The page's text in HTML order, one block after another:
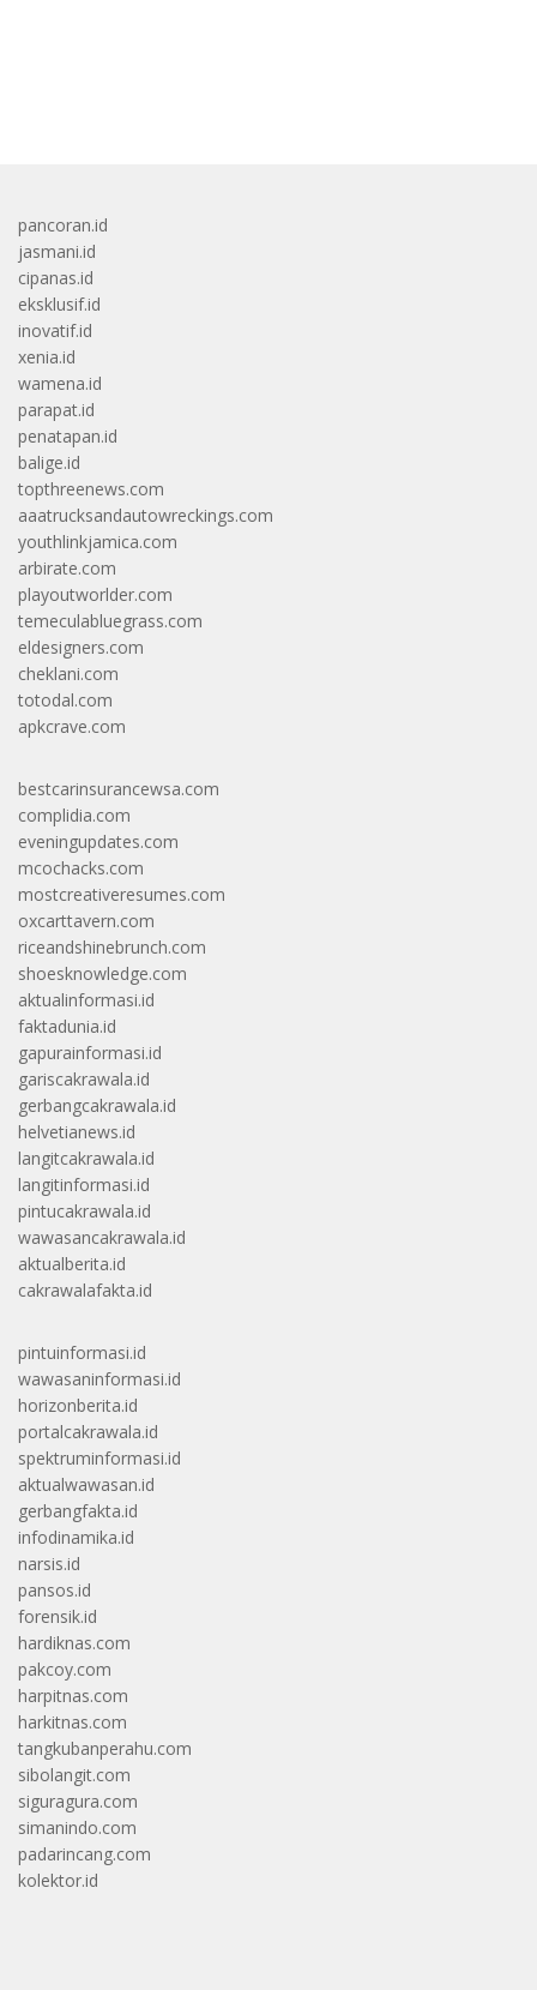
pancoran.id
jasmani.id
cipanas.id
eksklusif.id
inovatif.id
xenia.id
wamena.id
parapat.id
penatapan.id
balige.id
topthreenews.com
aaatrucksandautowreckings.com
youthlinkjamica.com
arbirate.com
playoutworlder.com
temeculabluegrass.com
eldesigners.com
cheklani.com
totodal.com
apkcrave.com
bestcarinsurancewsa.com
complidia.com
eveningupdates.com
mcochacks.com
mostcreativeresumes.com
oxcarttavern.com
riceandshinebrunch.com
shoesknowledge.com
aktualinformasi.id
faktadunia.id
gapurainformasi.id
gariscakrawala.id
gerbangcakrawala.id
helvetianews.id
langitcakrawala.id
langitinformasi.id
pintucakrawala.id
wawasancakrawala.id
aktualberita.id
cakrawalafakta.id
pintuinformasi.id
wawasaninformasi.id
horizonberita.id
portalcakrawala.id
spektruminformasi.id
aktualwawasan.id
gerbangfakta.id
infodinamika.id
narsis.id
pansos.id
forensik.id
hardiknas.com
pakcoy.com
harpitnas.com
harkitnas.com
tangkubanperahu.com
sibolangit.com
siguragura.com
simanindo.com
padarincang.com
kolektor.id